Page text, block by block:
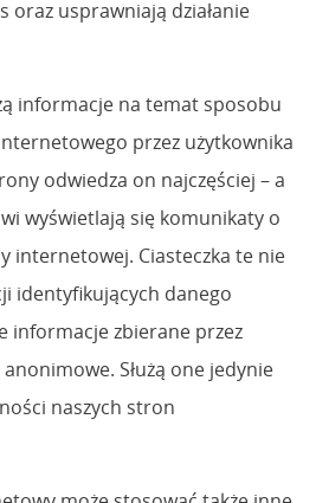
oraz usprawniają działanie
informacje na temat sposobu
przez użytkownika
odwiedza on najczęściej – a
wyświetlają się komunikaty o
internetowej. Ciasteczka te nie
identyfikujących danego
informacje zbierane przez
anonimowe. Służą one jedynie
naszych stron